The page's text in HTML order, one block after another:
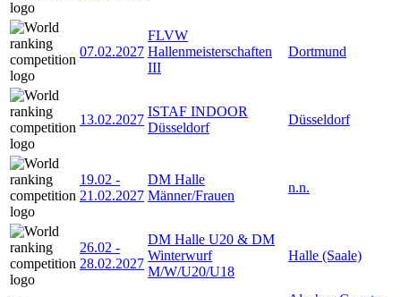
07.02.2027
FLVW
Hallenmeisterschaften
III
Dortmund
13.02.2027
ISTAF INDOOR
Düsseldorf
Düsseldorf
19.02 -
21.02.2027
DM Halle
Männer/Frauen
n.n.
26.02 -
28.02.2027
DM Halle U20 & DM
Winterwurf
M/W/U20/U18
Halle (Saale)